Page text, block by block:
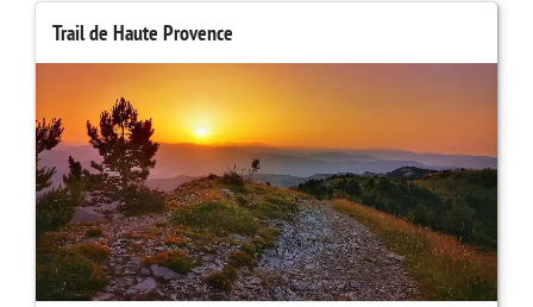
Trail de Haute Provence